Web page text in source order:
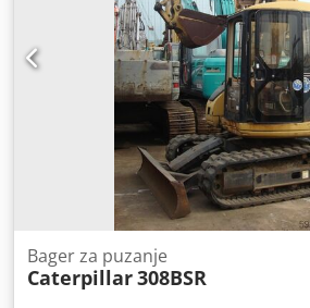
Bager za puzanje
Caterpillar308BSR